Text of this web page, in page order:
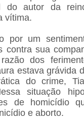
do autor da
vítima.
por um
contra sua
dos
estava grávida
do crime,
situação
de homicídio
e aborto.